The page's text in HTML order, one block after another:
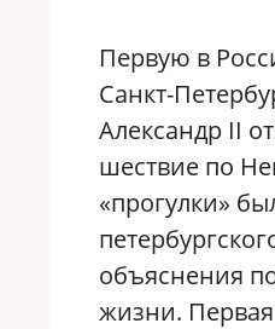
Первую в
Санкт-
Александр II
шествие по
«прогулки»
объяснения
жизни. Первая